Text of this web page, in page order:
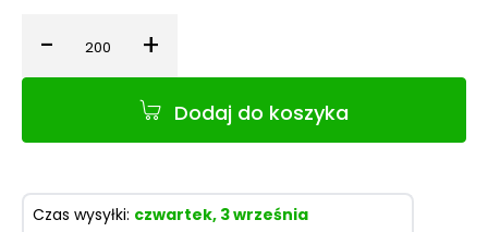
- Ilość +
Dodaj do koszyka
Czas wysyłki: czwartek, 3 września